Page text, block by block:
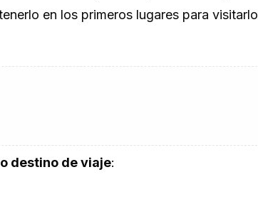
en los primeros lugares para visitarlo
destino de viaje: